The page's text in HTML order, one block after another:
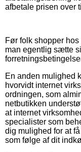
afbetale prisen over
Før folk shopper
man egentlig sætte
En anden mulighed
hvorvidt internet
ordningen, som
netbutikken
at internet
specialister som
dig mulighed for at
som følge af dit